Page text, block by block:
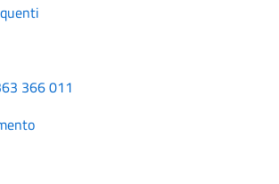
366 011